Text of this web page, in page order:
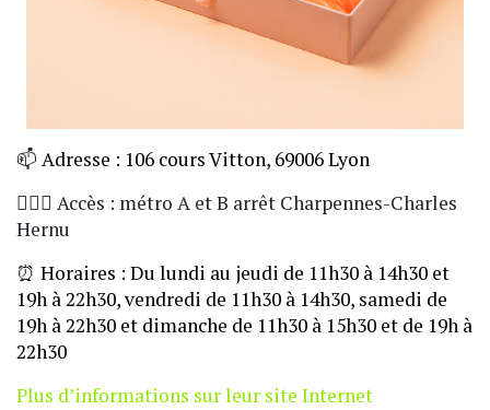
📫 Adresse : 106 cours Vitton, 69006 Lyon
🏃🏼‍♀️ Accès : métro A et B arrêt Charpennes-Charles
Hernu
⏰ Horaires : Du lundi au jeudi de 11h30 à 14h30 et
19h à 22h30, vendredi de 11h30 à 14h30, samedi de
19h à 22h30 et dimanche de 11h30 à 15h30 et de 19h à
22h30
Plus d’informations sur leur site Internet